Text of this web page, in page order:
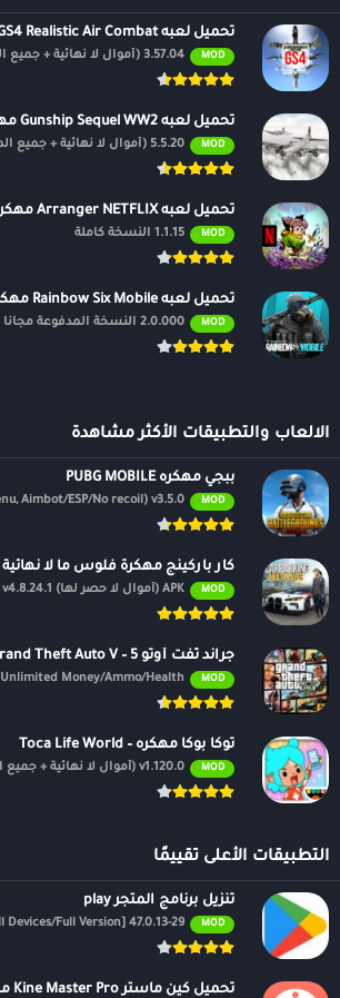
تحميل لعبه GS4 Realistic Air Combat مهكره للاندرويد
MOD 3.57.04 (أموال لا نهائية + جميع المستويات)
تحميل لعبه Gunship Sequel WW2 مهكره للاندرويد
MOD 5.5.20 (أموال لا نهائية + جميع المستويات)
تحميل لعبه Arranger NETFLIX مهكره للاندرويد
MOD 1.1.15 النسخة كاملة
تحميل لعبه Rainbow Six Mobile مهكرة
MOD 2.0.000 النسخة المدفوعة مجانًا
الالعاب والتطبيقات الأكثر مشاهدة
ببجي مهكره PUBG MOBILE
MOD
Aimbot/ESP/No recoil) v3.5.0
كار باركينج مهكرة فلوس ما لا نهائية Car Parking مهكرة
MOD APK (أموال لا حصر لها) v4.8.24.1
جراند ثفت أوتو 5 – Grand Theft Auto V
MOD
Money/Ammo/Health
توكا بوكا مهكره – Toca Life World
MOD v1.120.0 (أموال لا نهائية + جميع المستويات)
التطبيقات الأعلى تقييمًا
تنزيل برنامج المتجر play
MOD
47.0.13-29 MOD APK [No Root/All Devices/Full Version]
تحميل كين ماستر Kine Master Pro مهكر